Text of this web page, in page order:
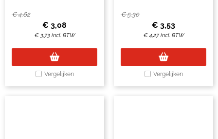
€4,62
€ 3,08
€ 3,73 Incl. BTW
Vergelijken
€5,30
€ 3,53
€4,27 Incl. BTW
Vergelijken